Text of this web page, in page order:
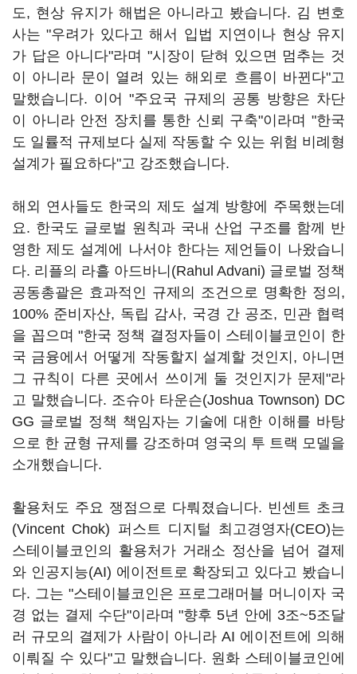
도, 현상 유지가 해법은 아니라고 봤습니다. 김 변호
사는 "우려가 있다고 해서 입법 지연이나 현상 유지
가 답은 아니다"라며 "시장이 닫혀 있으면 멈추는 것
이 아니라 문이 열려 있는 해외로 흐름이 바뀐다"고
말했습니다. 이어 "주요국 규제의 공통 방향은 차단
이 아니라 안전 장치를 통한 신뢰 구축"이라며 "한국
도 일률적 규제보다 실제 작동할 수 있는 위험 비례형
설계가 필요하다"고 강조했습니다.
해외 연사들도 한국의 제도 설계 방향에 주목했는데
요. 한국도 글로벌 원칙과 국내 산업 구조를 함께 반
영한 제도 설계에 나서야 한다는 제언들이 나왔습니
다. 리플의 라흘 아드바니(Rahul Advani) 글로벌 정책
공동총괄은 효과적인 규제의 조건으로 명확한 정의,
100% 준비자산, 독립 감사, 국경 간 공조, 민관 협력
을 꼽으며 "한국 정책 결정자들이 스테이블코인이 한
국 금융에서 어떻게 작동할지 설계할 것인지, 아니면
그 규칙이 다른 곳에서 쓰이게 둘 것인지가 문제"라
고 말했습니다. 조슈아 타운슨(Joshua Townson) DC
GG 글로벌 정책 책임자는 기술에 대한 이해를 바탕
으로 한 균형 규제를 강조하며 영국의 투 트랙 모델을
소개했습니다.
활용처도 주요 쟁점으로 다뤄졌습니다. 빈센트 초크
(Vincent Chok) 퍼스트 디지털 최고경영자(CEO)는
스테이블코인의 활용처가 거래소 정산을 넘어 결제
와 인공지능(AI) 에이전트로 확장되고 있다고 봤습니
다. 그는 "스테이블코인은 프로그래머블 머니이자 국
경 없는 결제 수단"이라며 "향후 5년 안에 3조~5조달
러 규모의 결제가 사람이 아니라 AI 에이전트에 의해
이뤄질 수 있다"고 말했습니다. 원화 스테이블코인에